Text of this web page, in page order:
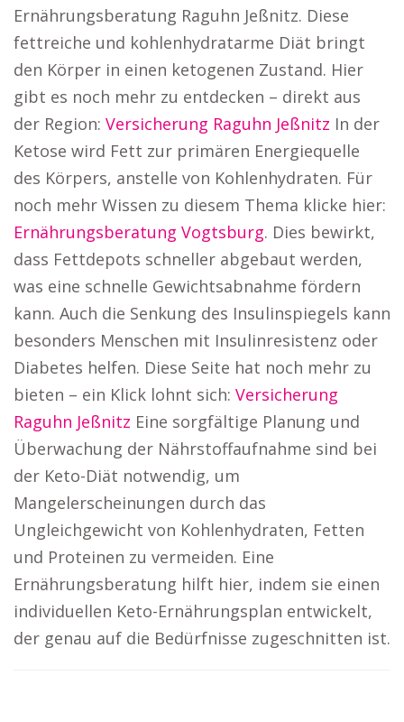
Ernährungsberatung Raguhn Jeßnitz. Diese
fettreiche und kohlenhydratarme Diät bringt
den Körper in einen ketogenen Zustand. Hier
gibt es noch mehr zu entdecken – direkt aus
der Region: Versicherung Raguhn Jeßnitz In der
Ketose wird Fett zur primären Energiequelle
des Körpers, anstelle von Kohlenhydraten. Für
noch mehr Wissen zu diesem Thema klicke hier:
Ernährungsberatung Vogtsburg. Dies bewirkt,
dass Fettdepots schneller abgebaut werden,
was eine schnelle Gewichtsabnahme fördern
kann. Auch die Senkung des Insulinspiegels kann
besonders Menschen mit Insulinresistenz oder
Diabetes helfen. Diese Seite hat noch mehr zu
bieten – ein Klick lohnt sich: Versicherung
Raguhn Jeßnitz Eine sorgfältige Planung und
Überwachung der Nährstoffaufnahme sind bei
der Keto-Diät notwendig, um
Mangelerscheinungen durch das
Ungleichgewicht von Kohlenhydraten, Fetten
und Proteinen zu vermeiden. Eine
Ernährungsberatung hilft hier, indem sie einen
individuellen Keto-Ernährungsplan entwickelt,
der genau auf die Bedürfnisse zugeschnitten ist.